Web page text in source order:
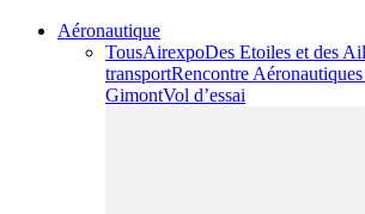
Aéronautique
TousAirexpoDes Etoiles et des
transportRencontre
GimontVol d’essai